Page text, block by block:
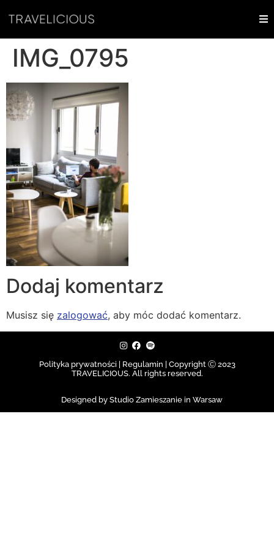
IMG_0795
Dodaj komentarz
Musisz się zalogować, aby móc dodać komentarz.
Polityka prywatności | Regulamin | Copyright Ⓒ 2023
TRAVELICIOUS. All rights reserved.
Designed by Studio Zamieszanie in Warsaw